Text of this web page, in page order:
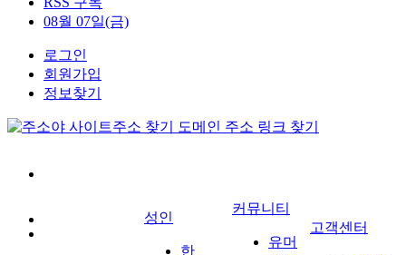
08월 07일(금)
로그인
회원가입
정보찾기
성인
한
커뮤니티
유머
고객센터